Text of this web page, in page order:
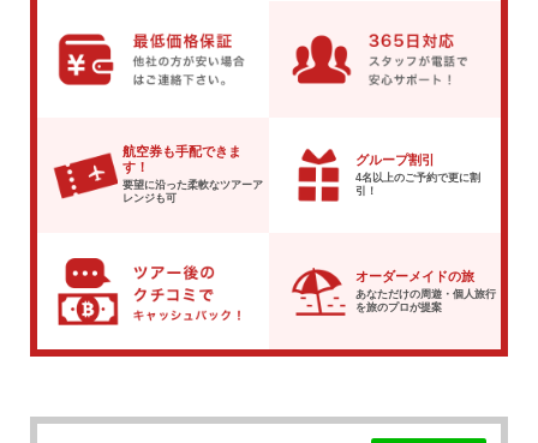
航空券も手配できま
す！
要望に沿った柔軟なツアーア
レンジも可
グループ割引
4名以上のご予約で更に割
引！
オーダーメイドの旅
あなただけの周遊・個人旅行
を旅のプロが提案